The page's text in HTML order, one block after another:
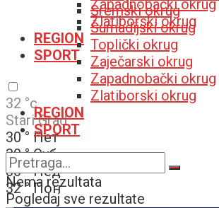
Zapadnobački okrug
Zlatiborski okrug
REGION
SPORT
32 °c
Stari Grad
30 ° Пет
30 ° Суб
30 ° Нед
32 ° Пон
Sremski okrug
Šumadijski okrug
Toplički okrug
Zaječarski okrug
Zapadnobački okrug
Zlatiborski okrug
REGION
SPORT
Nema rezultata
Pogledaj sve rezultate